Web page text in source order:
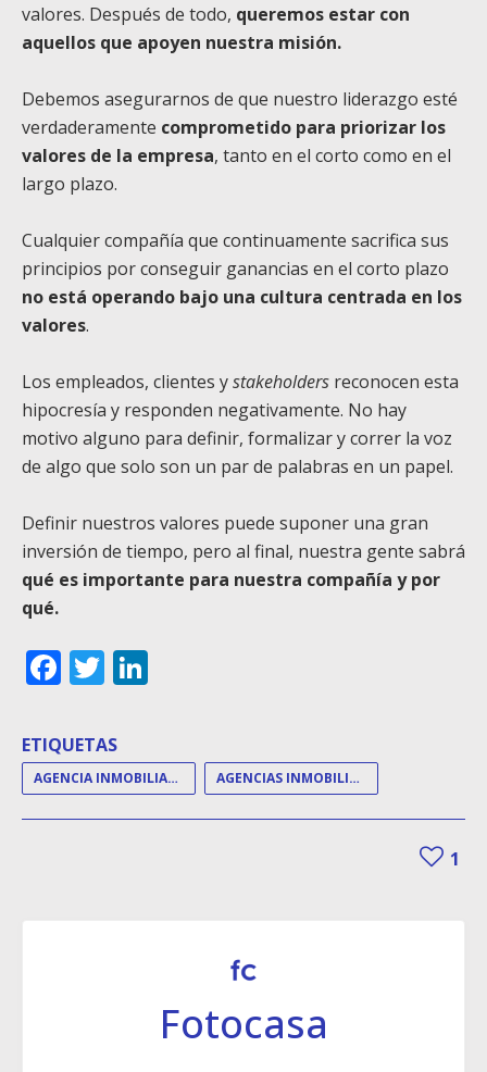
valores. Después de todo, queremos estar con
aquellos que apoyen nuestra misión.
Debemos asegurarnos de que nuestro liderazgo esté
verdaderamente comprometido para priorizar los
valores de la empresa, tanto en el corto como en el
largo plazo.
Cualquier compañía que continuamente sacrifica sus
principios por conseguir ganancias en el corto plazo
no está operando bajo una cultura centrada en los
valores.
Los empleados, clientes ystakeholders reconocen esta
hipocresía y responden negativamente. No hay
motivo alguno para definir, formalizar y correr la voz
de algo que solo son un par de palabras en un papel.
Definir nuestros valores puede suponer una gran
inversión de tiempo, pero al final, nuestra gente sabrá
qué es importante para nuestra compañía y por
qué.
Facebook
Twitter
ETIQUETAS
AGENCIA INMOBILIARIA AGENCIAS INMOBILIARIAS
1
Fotocasa